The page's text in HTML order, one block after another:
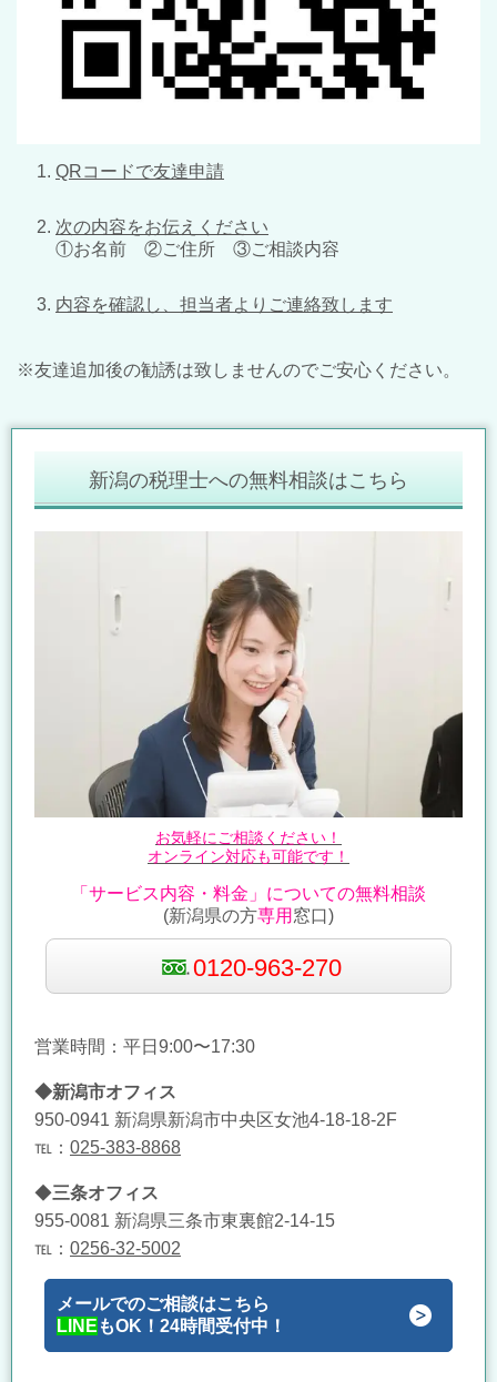
QRコードで友達申請
次の内容をお伝えください
①お名前 ②ご住所 ③ご相談内容
内容を確認し、担当者よりご連絡致します
※友達追加後の勧誘は致しませんのでご安心ください。
新潟の税理士への無料相談はこちら
お気軽にご相談ください！
オンライン対応も可能です！
「サービス内容・料金」についての無料相談
(新潟県の方専用 窓口)
0120-963-270
営業時間：平日9:00〜17:30
◆新潟市オフィス
950-0941 新潟県新潟市中央区女池4-18-18-2F
℡： 025-383-8868
◆三条オフィス
955-0081 新潟県三条市東裏館2-14-15
℡： 0256-32-5002
メールでのご相談はこちら
LINE もOK！24時間受付中！